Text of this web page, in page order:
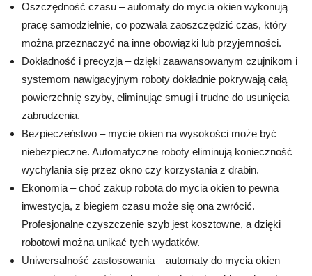
Oszczędność czasu – automaty do mycia okien wykonują
pracę samodzielnie, co pozwala zaoszczędzić czas, który
można przeznaczyć na inne obowiązki lub przyjemności.
Dokładność i precyzja – dzięki zaawansowanym czujnikom i
systemom nawigacyjnym roboty dokładnie pokrywają całą
powierzchnię szyby, eliminując smugi i trudne do usunięcia
zabrudzenia.
Bezpieczeństwo – mycie okien na wysokości może być
niebezpieczne. Automatyczne roboty eliminują konieczność
wychylania się przez okno czy korzystania z drabin.
Ekonomia – choć zakup robota do mycia okien to pewna
inwestycja, z biegiem czasu może się ona zwrócić.
Profesjonalne czyszczenie szyb jest kosztowne, a dzięki
robotowi można unikać tych wydatków.
Uniwersalność zastosowania – automaty do mycia okien